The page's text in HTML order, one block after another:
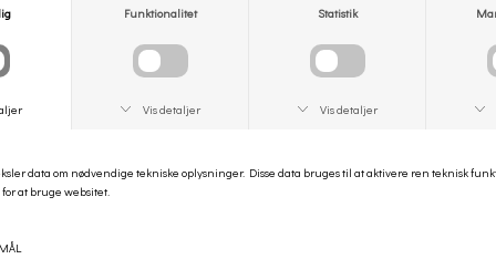
bruger WODEN bl.a. genanvendt mesh, kork, EVA og upcyclet fiskelæder i
Resultatet er moderne sneakers, der ikke kun ser godt ud – men også føles
godt at have på og godt at vælge.
Materiale udvendig: Ruskind/fiskeskind
Indlægssål:WODEN's Natural Soft Technology™
Tan
Skafthøjde: